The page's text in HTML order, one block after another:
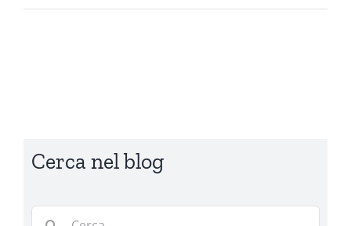
La
Cerca nel blog
Cerca